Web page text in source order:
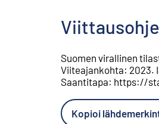
Viittausohje
Suomen virallinen
Viiteajankohta: 2023.
Saantitapa: https://
Kopioi